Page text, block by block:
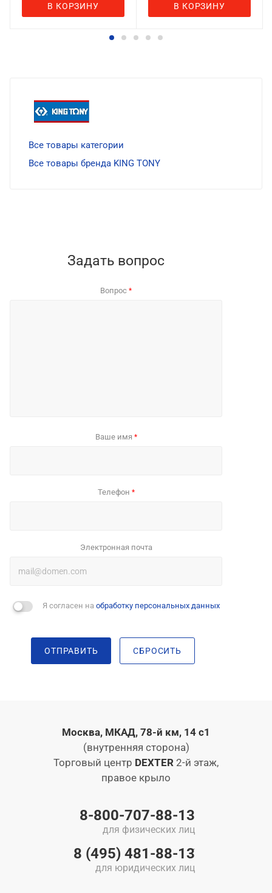
В КОРЗИНУ В КОРЗИНУ
Все товары категории
Все товары бренда KING TONY
Задать вопрос
Вопрос *
Ваше имя *
Телефон *
Электронная почта
Я согласен на обработку персональных данных
ОТПРАВИТЬ СБРОСИТЬ
Москва, МКАД, 78-й км, 14 с1
(внутренняя сторона)
Торговый центр DEXTER 2-й этаж,
правое крыло
8-800-707-88-13
для физических лиц
8 (495) 481-88-13
для юридических лиц